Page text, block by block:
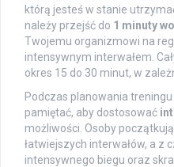
którą jesteś w stanie
należy przejść do 1 minuty
Twojemu organizmowi na
intensywnym interwałem.
okres 15 do 30 minut, w
Podczas planowania
pamiętać, aby dostosować
możliwości. Osoby
łatwiejszych interwałów, a z
intensywnego biegu oraz